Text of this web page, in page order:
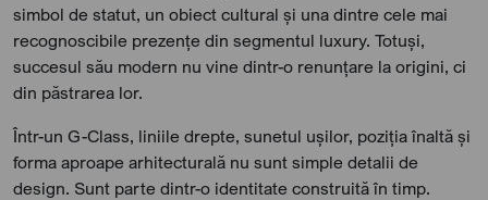
simbol de statut, un obiect cultural și una dintre cele mai
recognoscibile prezențe din segmentul luxury. Totuși,
succesul său modern nu vine dintr-o renunțare la origini, ci
din păstrarea lor.
Într-un G-Class, liniile drepte, sunetul ușilor, poziția înaltă și
forma aproape arhitecturală nu sunt simple detalii de
design. Sunt parte dintr-o identitate construită în timp.